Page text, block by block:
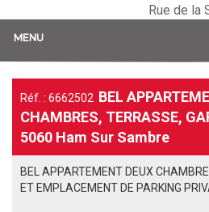
Rue de la
MENU
Réf. : 6662502 BEL
CHAMBRES, TERRASSE,
5060 Ham Sur Sambre
BEL APPARTEMENT DEUX
ET EMPLACEMENT DE PARKING